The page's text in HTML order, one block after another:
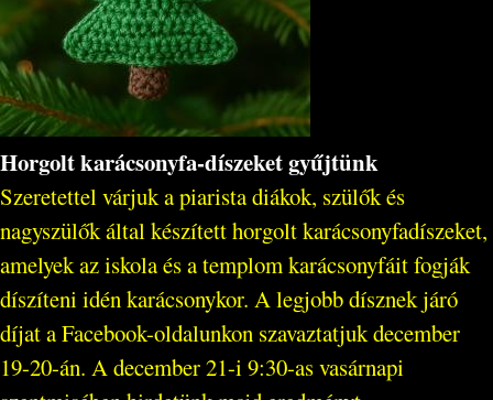
Horgolt karácsonyfa-díszeket gyűjtünk
Szeretettel várjuk a piarista diákok, szülők és
nagyszülők által készített horgolt karácsonyfadíszeket,
amelyek az iskola és a templom karácsonyfáit fogják
díszíteni idén karácsonykor. A legjobb dísznek járó
díjat a Facebook-oldalunkon szavaztatjuk december
19-20-án. A december 21-i 9:30-as vasárnapi